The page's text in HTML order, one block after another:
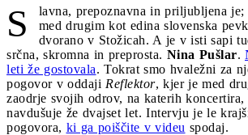
S
lavna, prepoznavna in priljubljena
med drugim kot edina slovenska
dvorano v Stožicah. A je v isti sapi
srčna, skromna in preprosta. Nina Pušlar.
leti že gostovala. Tokrat smo hvaležni za
pogovor v oddaji Reflektor, kjer je med
zaodrje svojih odrov, na katerih koncertira,
navdušuje že dvajset let. Intervju je le
pogovora, ki ga poiščite v videu spodaj.